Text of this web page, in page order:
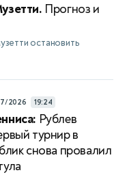
Прогноз и
остановить
2026 19:24
Рублев
турнир в
снова провалил